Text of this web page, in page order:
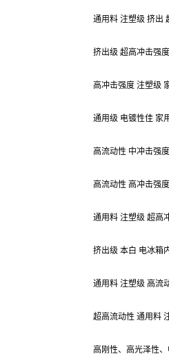
通用料 注塑级 挤出
挤出级 超高冲击强
高冲击强度 注塑级
通用级 电镀性佳 家
高流动性 中冲击强
高流动性 高冲击强
通用料 注塑级 超高
挤出级 本白 电冰箱
通用料 注塑级 高流
超高流动性 通用料
高刚性、高光泽性